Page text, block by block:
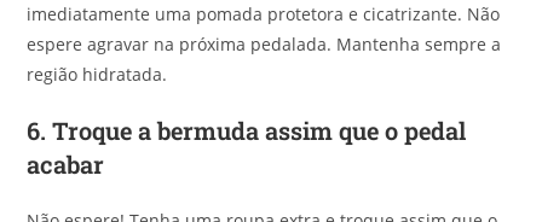
imediatamente uma pomada protetora e cicatrizante. Não
espere agravar na próxima pedalada. Mantenha sempre a
região hidratada.
6.Troque a bermuda assim que o pedal
acabar